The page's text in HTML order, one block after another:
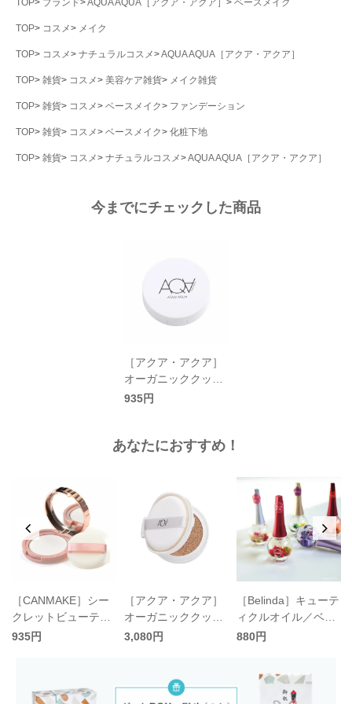
TOP ブランド AQUA AQUA［アクア・アクア］ ベースメイク
TOP コスメ メイク
TOP コスメ ナチュラルコスメ AQUA AQUA［アクア・アクア］
TOP 雑貨 コスメ 美容ケア雑貨 メイク雑貨
TOP 雑貨 コスメ ベースメイク ファンデーション
TOP 雑貨 コスメ ベースメイク 化粧下地
TOP 雑貨 コスメ ナチュラルコスメ AQUA AQUA［アクア・アクア］
今までにチェックした商品
［アクア・アクア］
オーガニッククッシ
ョンコンパクト ケー
935円
あなたにおすすめ！
［CANMAKE］シー
クレットビューティ
ーパウダー〈全2
935円
［アクア・アクア］
オーガニッククッシ
ョンコンパクト リフ
3,080円
［Belinda］キューテ
ィクルオイル／ベリ
ンダ
880円